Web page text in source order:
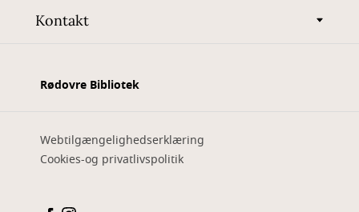
Kontakt
Rødovre Bibliotek
Webtilgængelighedserklæring
Cookies-og privatlivspolitik